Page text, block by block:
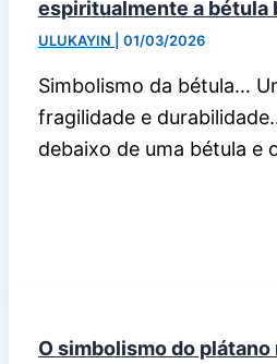
espiritualmente a bétula
ULUKAYIN 01/03/2026
Simbolismo da bétula…
fragilidade e
debaixo de uma bétula e
O simbolismo do